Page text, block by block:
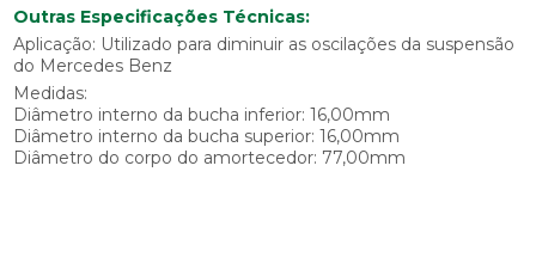
Outras Especificações Técnicas:
Aplicação: Utilizado para diminuir as oscilações da suspensão
do Mercedes Benz
Medidas:
Diâmetro interno da bucha inferior: 16,00mm
Diâmetro interno da bucha superior: 16,00mm
Diâmetro do corpo do amortecedor: 77,00mm